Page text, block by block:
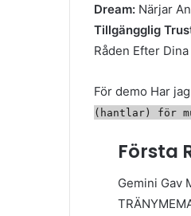
Dream: Närjar
Tillgängglig
Råden Efter
För demo Har
(hantlar) för
Första
Gemini Gav